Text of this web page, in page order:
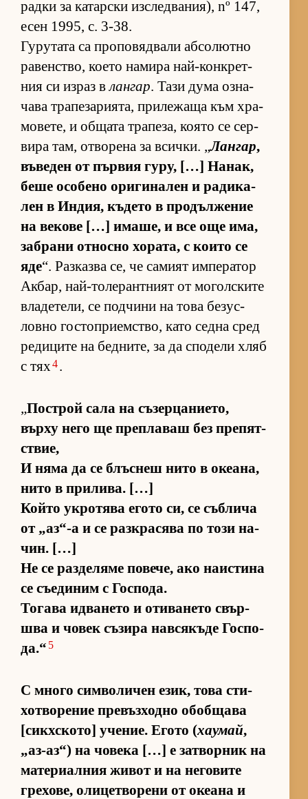
радки за ка­тар­ски из­след­ва­ни­я), nº 147,
есен 1995, с. 3-38.
Гу­ру­тата са про­по­вяд­вали аб­со­лютно
ра­вен­с­т­во, ко­ето на­мира най-кон­к­рет­
ния си из­раз влангар. Тази дума оз­на­
чава тра­пе­за­ри­я­та, при­ле­жаща към хра­
мо­ве­те, и об­щата тра­пе­за, ко­ято се сер­
вира там, от­во­рена за всич­ки. „Лангар,
въ­ве­ден от пър­вия гу­ру, […] На­нак,
беше осо­бено ори­ги­на­лен и ра­ди­ка­
лен в Ин­дия, къ­дето в про­дъл­же­ние
на ве­кове […] има­ше, и все още има,
заб­рани от­носно хо­ра­та, с ко­ито се
яде“. Раз­казва се, че са­мият им­пе­ра­тор
Ак­бар, най-то­ле­ран­т­ният от мо­гол­с­ките
вла­де­те­ли, се под­чини на това бе­зус­
ловно гос­топ­ри­ем­с­т­во, като седна сред
ре­ди­ците на бед­ни­те, за да спо­дели хляб
с тях4.
„Пос­т­рой сала на съ­зер­ца­ни­е­то,
върху него ще преп­ла­ваш без пре­пят­
с­твие,
И няма да се блъс­неш нито в оке­а­на,
нито в при­ли­ва. […]
Който ук­ро­тява егото си, се съб­лича
от „аз­“-а и се раз­к­ра­сява по този на­
чин. […]
Не се раз­де­ляме по­ве­че, ако на­ис­тина
се съ­е­ди­ним с Гос­по­да.
То­гава ид­ва­нето и оти­ва­нето свър­
шва и чо­век съ­зира нав­ся­къде Гос­по­
да.“ 5
С много сим­во­ли­чен език, това сти­
хот­во­ре­ние пре­въз­ходно обоб­щава
[сик­х­с­ко­то] уче­ние. Егото (хаумай,
„аз-аз“) на чо­века […] е зат­вор­ник на
ма­те­ри­ал­ния жи­вот и на не­го­вите
гре­хо­ве, оли­цет­во­рени от оке­ана и